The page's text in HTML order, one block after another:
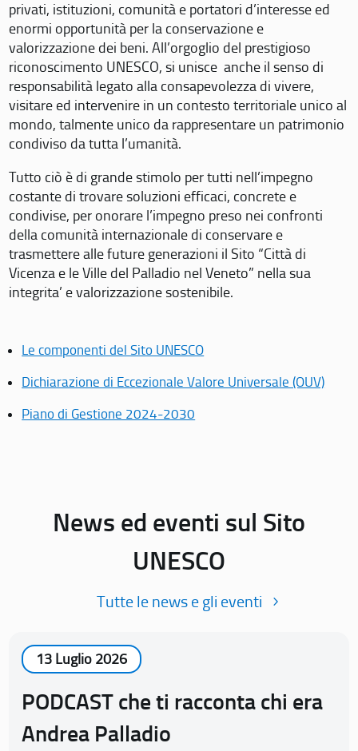
privati, istituzioni, comunità e portatori d’interesse ed
enormi opportunità per la conservazione e
valorizzazione dei beni. All’orgoglio del prestigioso
riconoscimento UNESCO, si unisce anche il senso di
responsabilità legato alla consapevolezza di vivere,
visitare ed intervenire in un contesto territoriale unico al
mondo, talmente unico da rappresentare un patrimonio
condiviso da tutta l’umanità.
Tutto ciò è di grande stimolo per tutti nell’impegno
costante di trovare soluzioni efficaci, concrete e
condivise, per onorare l’impegno preso nei confronti
della comunità internazionale di conservare e
trasmettere alle future generazioni il Sito “Città di
Vicenza e le Ville del Palladio nel Veneto” nella sua
integrita’ e valorizzazione sostenibile.
Le componenti del Sito UNESCO
Dichiarazione di Eccezionale Valore Universale (OUV)
Piano di Gestione 2024-2030
News ed eventi sul Sito
UNESCO
Tutte le news e gli eventi
13 Luglio 2026
PODCAST che ti racconta chi era
Andrea Palladio